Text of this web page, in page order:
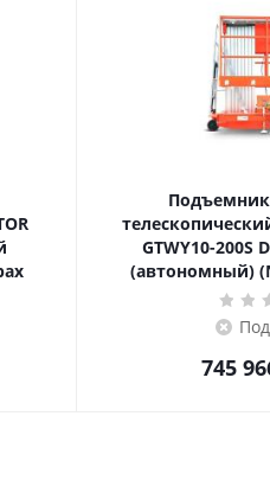
телескопический 200 кг
GTWY10-200S
(автономный)
745